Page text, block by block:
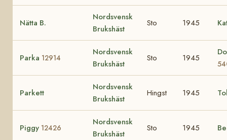
Nätta B.
Nordsvensk
Brukshäst
Sto 1945
Parka 12914
Nordsvensk
Brukshäst
Sto 1945
Parkett
Nordsvensk
Brukshäst
Hingst 1945
Piggy 12426
Nordsvensk
Brukshäst
Sto 1945